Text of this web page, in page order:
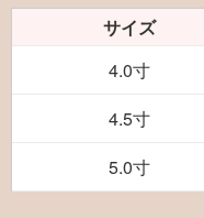
サイズ
4.0寸
4.5寸
5.0寸